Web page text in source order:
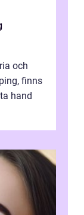
och
finns
hand